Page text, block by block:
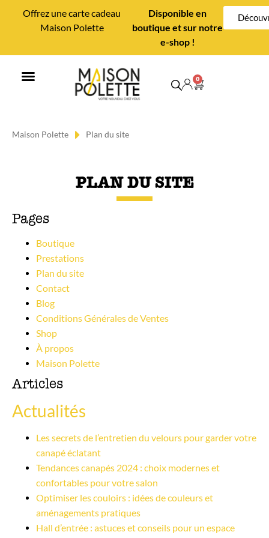
Offrez une carte cadeau
Maison Polette
Disponible en
boutique et sur notre
e-shop !
0
Maison Polette Plan du site
PLAN DU SITE
Pages
Boutique
Prestations
Plan du site
Contact
Blog
Conditions Générales de Ventes
Shop
À propos
Maison Polette
Articles
Actualités
Les secrets de l’entretien du velours pour garder votre
canapé éclatant
Tendances canapés 2024 : choix modernes et
confortables pour votre salon
Optimiser les couloirs : idées de couleurs et
aménagements pratiques
Hall d’entrée : astuces et conseils pour un espace